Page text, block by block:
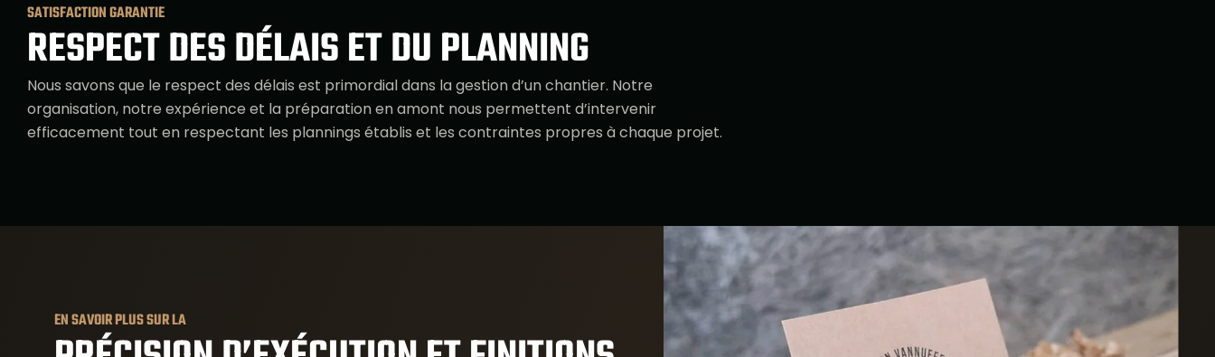
SATISFACTION GARANTIE
RESPECT DES DÉLAIS ET DU PLANNING
Nous savons que le respect des délais est primordial dans la gestion d’un chantier. Notre
organisation, notre expérience et la préparation en amont nous permettent d’intervenir
efficacement tout en respectant les plannings établis et les contraintes propres à chaque projet.
EN SAVOIR PLUS SUR LA